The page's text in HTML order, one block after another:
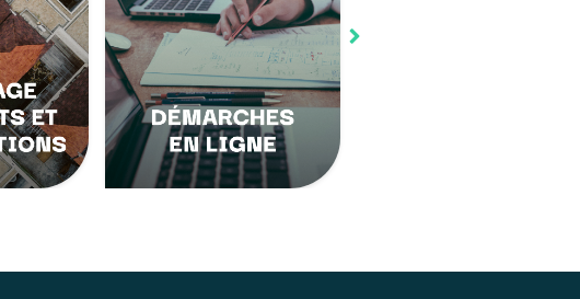
dépôts
demande d’autorisation
pour les travaux que je
prévois chez moi ? Nous
vous mettons…